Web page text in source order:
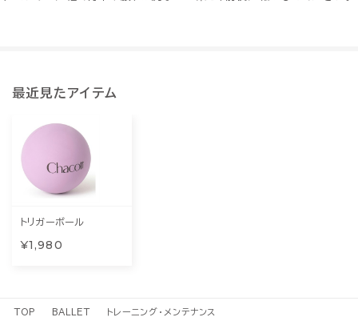
最近見たアイテム
トリガーボール
¥1,980
TOP BALLET トレーニング・メンテナンス